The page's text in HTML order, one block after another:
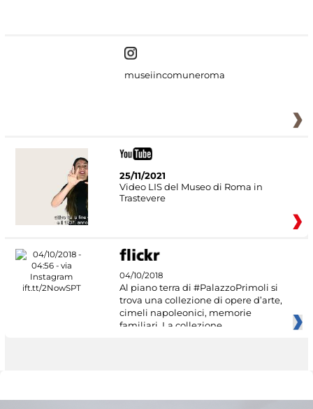
museiincomuneroma
25/11/2021
Video LIS del Museo di Roma in
Trastevere
04/10/2018
Al piano terra di #PalazzoPrimoli si
trova una collezione di opere d’arte,
cimeli napoleonici, memorie
familiari. La collezione